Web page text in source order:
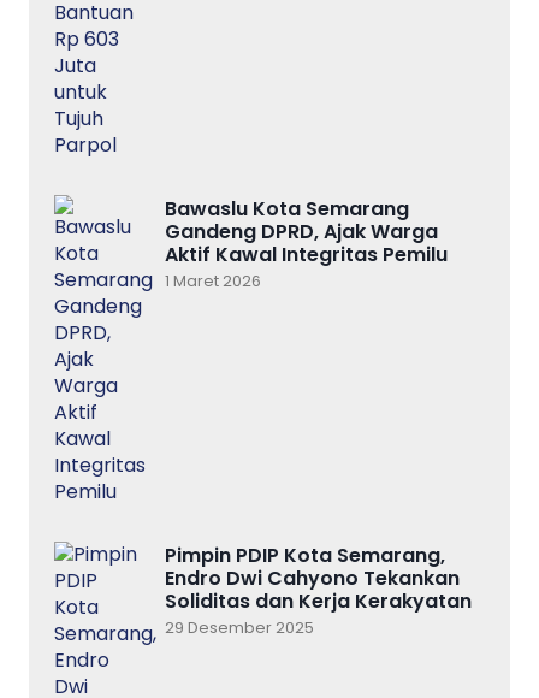
Bawaslu Kota Semarang
Gandeng DPRD, Ajak Warga
Aktif Kawal Integritas Pemilu
1 Maret 2026
Pimpin PDIP Kota Semarang,
Endro Dwi Cahyono Tekankan
Soliditas dan Kerja Kerakyatan
29 Desember 2025